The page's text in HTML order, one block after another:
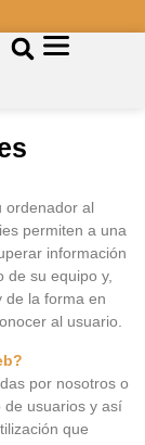
ordenador al
permiten a una
información
de su equipo y,
de la forma en
al usuario.
por nosotros o
de usuarios y así
que